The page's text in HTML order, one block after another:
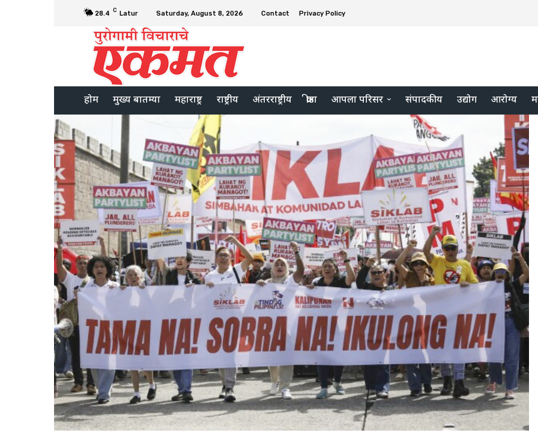
28.4 C Latur Saturday, August 8, 2026 Contact Privacy Policy
होम मुख्य बातम्या महाराष्ट्र राष्ट्रीय अंतरराष्ट्रीय क्रीडा आपला परिसर संपादकीय उद्योग आरोग्य